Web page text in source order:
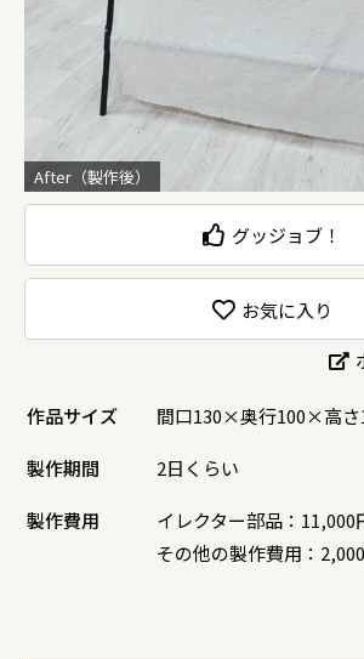
After（製作後）
グッジョブ！
お気に入り
作品サイズ 間口130×奥行100×高さ
製作期間 2日くらい
製作費用
イレクター部品：11,000
その他の製作費用：